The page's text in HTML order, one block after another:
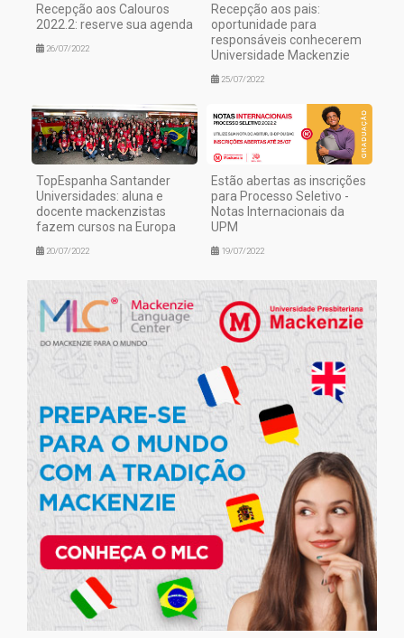
Recepção aos Calouros
2022.2: reserve sua agenda
26/07/2022
Recepção aos pais:
oportunidade para
responsáveis conhecerem
Universidade Mackenzie
25/07/2022
TopEspanha Santander
Universidades: aluna e
docente mackenzistas
fazem cursos na Europa
20/07/2022
Estão abertas as inscrições
para Processo Seletivo -
Notas Internacionais da
UPM
19/07/2022